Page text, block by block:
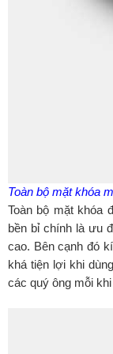
Toàn bộ mặt khóa
Toàn bộ mặt khóa
bền bỉ chính là ưu
cao. Bên cạnh đó
khá tiện lợi khi
các quý ông mỗi